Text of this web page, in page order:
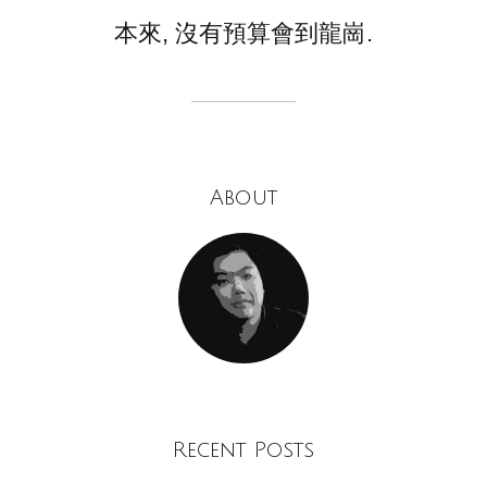
本來, 沒有預算會到龍崗.
About
Recent Posts